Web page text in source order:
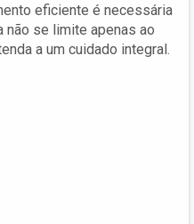
eficiente é necessária
não se limite apenas ao
a um cuidado integral.